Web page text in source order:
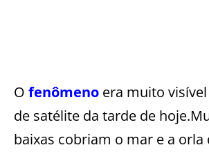
O fenômeno era muito
de satélite da tarde de
baixas cobriam o mar e a orla